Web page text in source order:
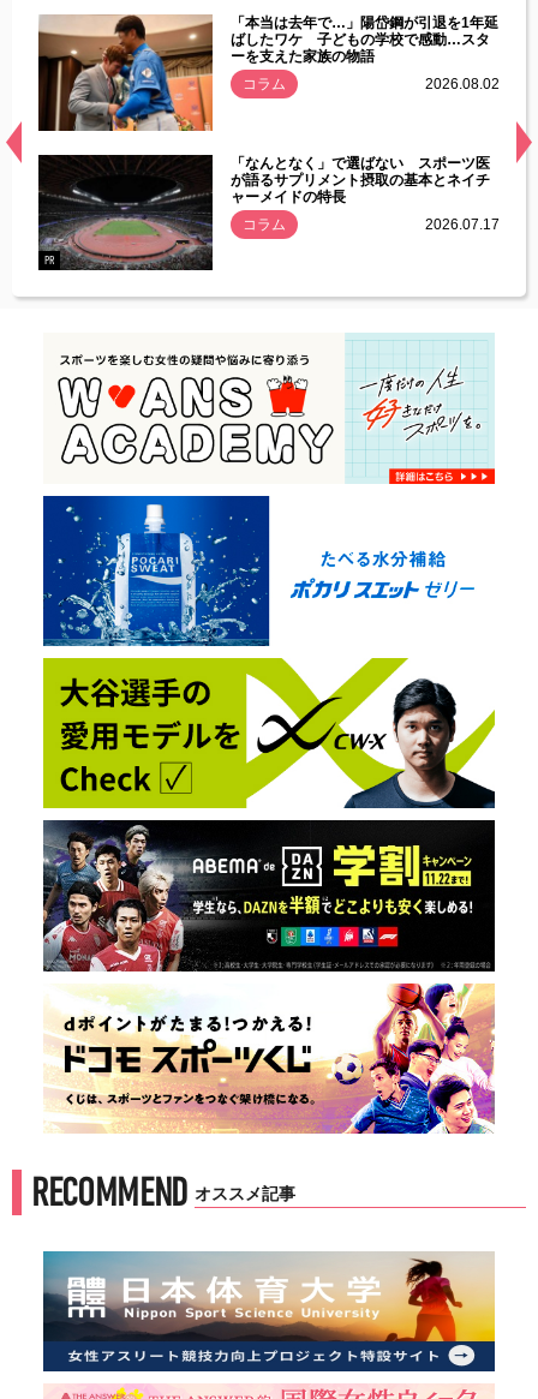
常
「本当は去年で…」陽岱鋼が引退を1年延
ばしたワケ 子どもの学校で感動…スタ
ーを支えた家族の物語
コラム
2026.08.02
PR
「なんとなく」で選ばない スポーツ医
が語るサプリメント摂取の基本とネイチ
ャーメイドの特長
コラム
2026.07.17
RECOMMEND オススメ記事